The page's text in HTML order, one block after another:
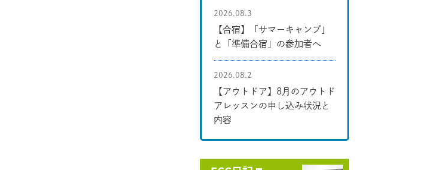
【合宿】「サマーキャンプ」
と「準備合宿」の参加者へ
2026.08.3
【アウトドア】8月のアウトド
アレッスンの申し込み状況と
内容
2026.08.2